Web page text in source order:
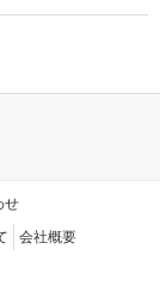
せ
会社概要